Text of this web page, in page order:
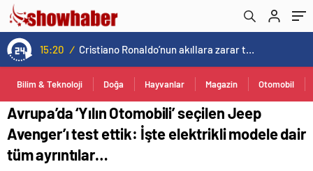
15:20 / Cristiano Ronaldo’nun akıllara zarar tüm kariyerinin istatistiğini çıkardık !
Bilim & Teknoloji Doğa Hayvanlar Magazin Otomobil
Avrupa’da ‘Yılın Otomobili’ seçilen Jeep
Avenger’ı test ettik: İşte elektrikli modele dair
tüm ayrıntılar…